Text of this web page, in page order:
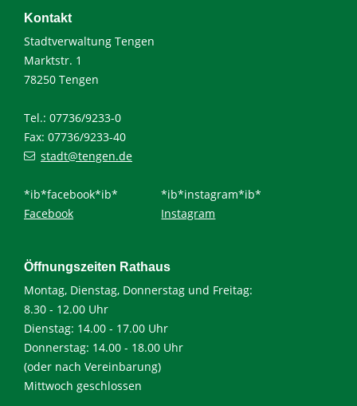
Kontakt
Stadtverwaltung Tengen
Marktstr. 1
78250 Tengen
Tel.: 07736/9233-0
Fax: 07736/9233-40
stadt@tengen.de
*ib*facebook*ib*
Facebook
*ib*instagram*ib*
Instagram
Öffnungszeiten Rathaus
Montag, Dienstag, Donnerstag und Freitag:
8.30 - 12.00 Uhr
Dienstag: 14.00 - 17.00 Uhr
Donnerstag: 14.00 - 18.00 Uhr
(oder nach Vereinbarung)
Mittwoch geschlossen